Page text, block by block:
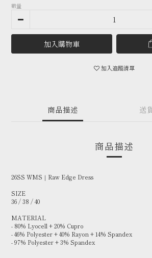
數量
加入購物車
加入追蹤清單
商品描述 送
商品描述
26SS WMS｜Raw Edge Dress
SIZE
36 / 38 / 40
MATERIAL
- 80% Lyocell + 20% Cupro
- 46% Polyester + 40% Rayon + 14% Spandex
- 97% Polyester + 3% Spandex